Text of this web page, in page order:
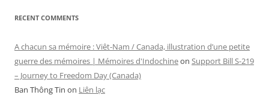
RECENT COMMENTS
A chacun sa mémoire : Viêt-Nam / Canada, illustration d’une petite
guerre des mémoires | Mémoires d'Indochineon Support Bill S-219
– Journey to Freedom Day (Canada)
Ban Thông Tin on Liên lạc